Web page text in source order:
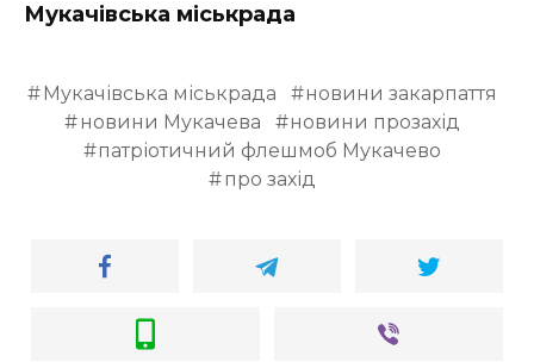
Мукачівська міськрада
Мукачівська міськрада
новини закарпаття
новини Мукачева
новини прозахід
патріотичний флешмоб Мукачево
про захід